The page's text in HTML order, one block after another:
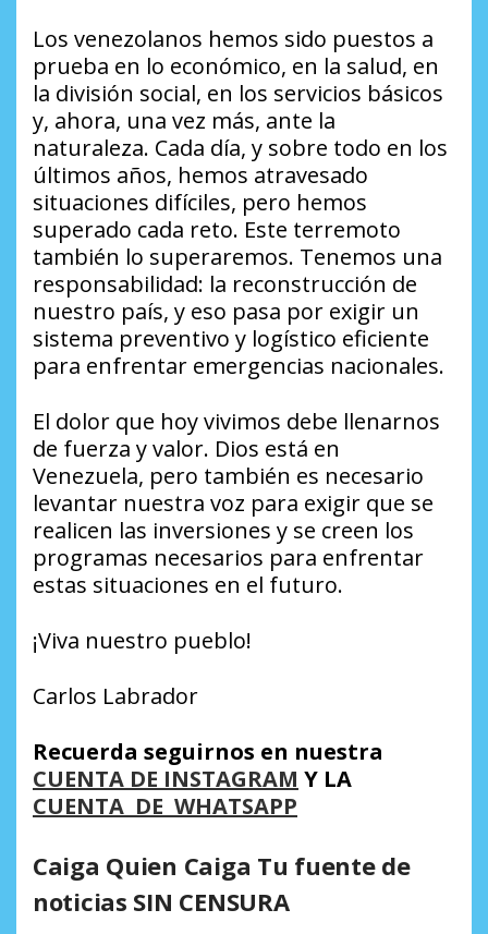
Los venezolanos hemos sido puestos a
prueba en lo económico, en la salud, en
la división social, en los servicios básicos
y, ahora, una vez más, ante la
naturaleza. Cada día, y sobre todo en los
últimos años, hemos atravesado
situaciones difíciles, pero hemos
superado cada reto. Este terremoto
también lo superaremos. Tenemos una
responsabilidad: la reconstrucción de
nuestro país, y eso pasa por exigir un
sistema preventivo y logístico eficiente
para enfrentar emergencias nacionales.
El dolor que hoy vivimos debe llenarnos
de fuerza y valor. Dios está en
Venezuela, pero también es necesario
levantar nuestra voz para exigir que se
realicen las inversiones y se creen los
programas necesarios para enfrentar
estas situaciones en el futuro.
¡Viva nuestro pueblo!
Carlos Labrador
Recuerda seguirnos en nuestra
CUENTA DE INSTAGRAM Y LA
CUENTA DE WHATSAPP
Caiga Quien Caiga Tu fuente de
noticias SIN CENSURA